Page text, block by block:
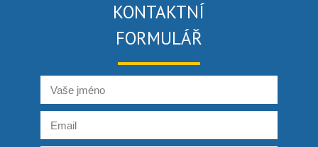
KONTAKTNÍ
FORMULÁŘ